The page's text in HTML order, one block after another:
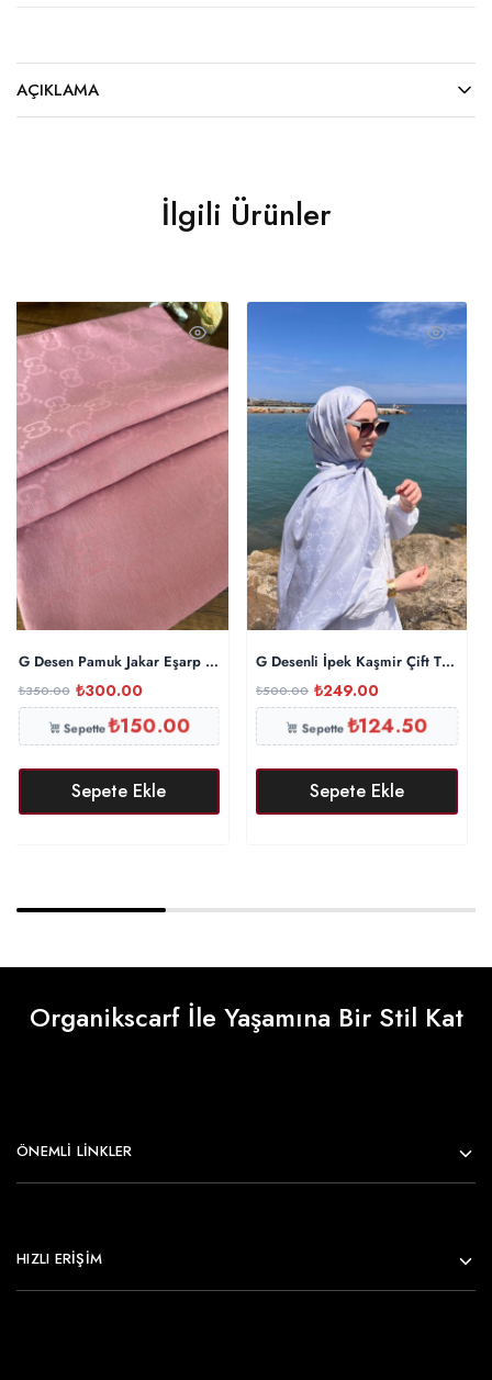
AÇIKLAMA
İlgili Ürünler
G Desen Pamuk Jakar Eşarp 10442 – Japon Kirazı
₺350.00 ₺300.00
Sepette₺150.00
Sepete Ekle
G Desenli İpek Kaşmir Çift Taraflı
₺500.00 ₺249.00
Sepette₺124.50
Sepete Ekle
Organikscarf İle Yaşamına Bir Stil Kat
ÖNEMLI LINKLER
HIZLI ERİŞİM